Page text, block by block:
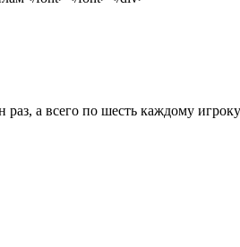
а всего по шесть каждому